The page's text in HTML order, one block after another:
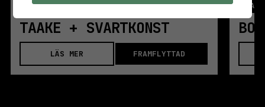
IDAG KONSERT, STORA SCEN
TAAKE + SVARTKONST
FRAMFLYTTAD
LÄS MER
IDAG